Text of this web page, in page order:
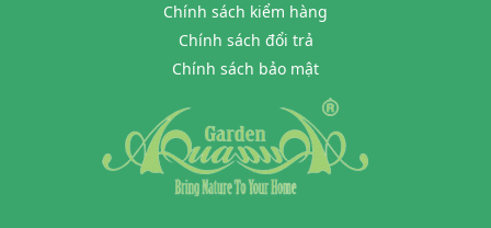
Chính sách kiểm hàng
Chính sách đổi trả
Chính sách bảo mật